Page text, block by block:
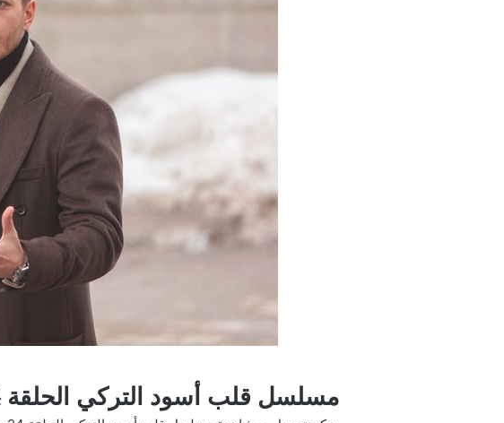
مسلسل قلب أسود التركي الحلقة 24 قصة عشق